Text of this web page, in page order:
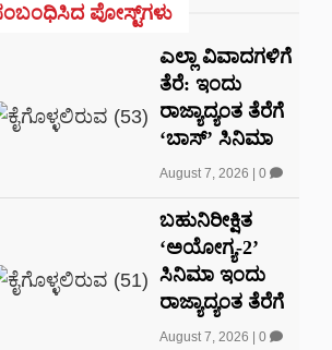
ಪೋಸ್ಟ್‌ಗಳು
ಎಲ್ಲಾ ವಿವಾದಗಳಿಗೆ
ತೆರೆ: ಇಂದು
ರಾಜ್ಯಾದ್ಯಂತ ತೆರೆಗೆ
‘ಬಾಸ್’ ಸಿನಿಮಾ
August 7, 2026 0
ಬಹುನಿರೀಕ್ಷಿತ
‘ಅಯೋಗ್ಯ-2’
ಸಿನಿಮಾ ಇಂದು
ರಾಜ್ಯಾದ್ಯಂತ ತೆರೆಗೆ
August 7, 2026 0